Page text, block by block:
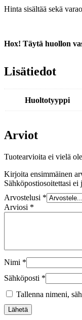
Hinta sisältää sekä
Hox! Täytä huollon
Lisätiedot
Huoltotyyppi
Arviot
Tuotearvioita ei vielä
Kirjoita ensimmäinen
Sähköpostiosoitettasi ei
Arvostelusi *
Arviosi *
Nimi *
Sähköposti *
Tallenna nimeni,